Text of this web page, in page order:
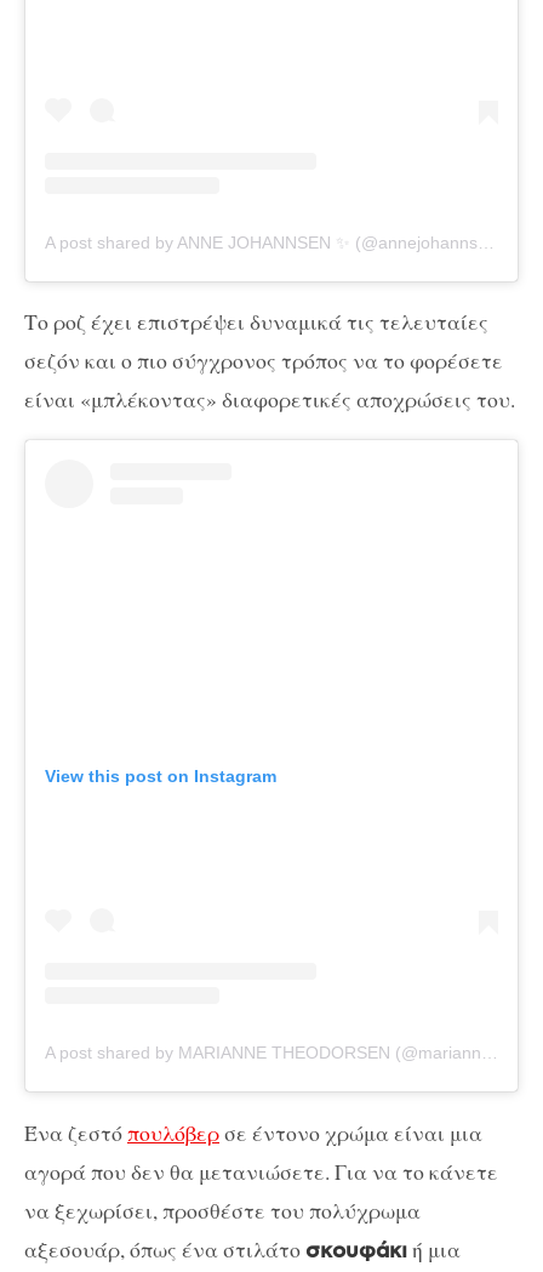
Το ροζ έχει επιστρέψει δυναμικά τις τελευταίες
σεζόν και ο πιο σύγχρονος τρόπος να το φορέσετε
είναι «μπλέκοντας» διαφορετικές αποχρώσεις του.
View this post on Instagram
Ένα ζεστόπουλόβερσε έντονο χρώμα είναι μια
αγορά που δεν θα μετανιώσετε. Για να το κάνετε
να ξεχωρίσει, προσθέστε του πολύχρωμα
αξεσουάρ, όπως ένα στιλάτο σκουφάκιή μια